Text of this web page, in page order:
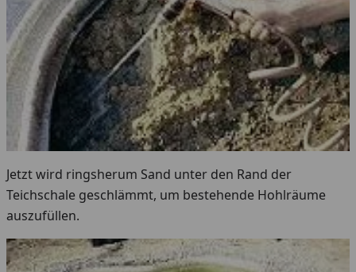
Jetzt wird ringsherum Sand unter den Rand der
Teichschale geschlämmt, um bestehende Hohlräume
auszufüllen.